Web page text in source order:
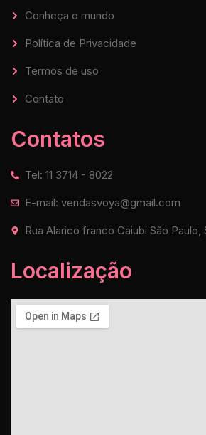
Conheça o mundo
Política de Privacidade
Termos de uso
Contato
Contatos
Tel: 11 3714 - 8022
E-mail: vendasvoya@gmail.com
Rua Alarico franco Caiubi São Paulo,
Localização